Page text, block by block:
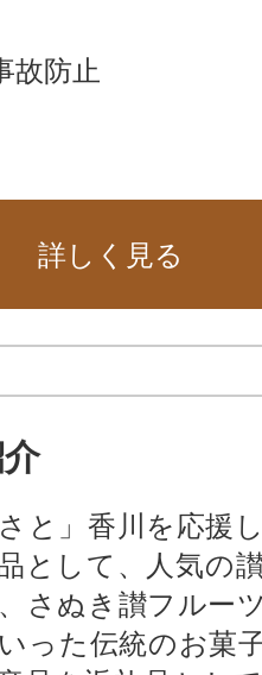
故防止
現詳しく見る
と」香川を応援
として、人気の
さぬき讃フルー
った伝統のお菓